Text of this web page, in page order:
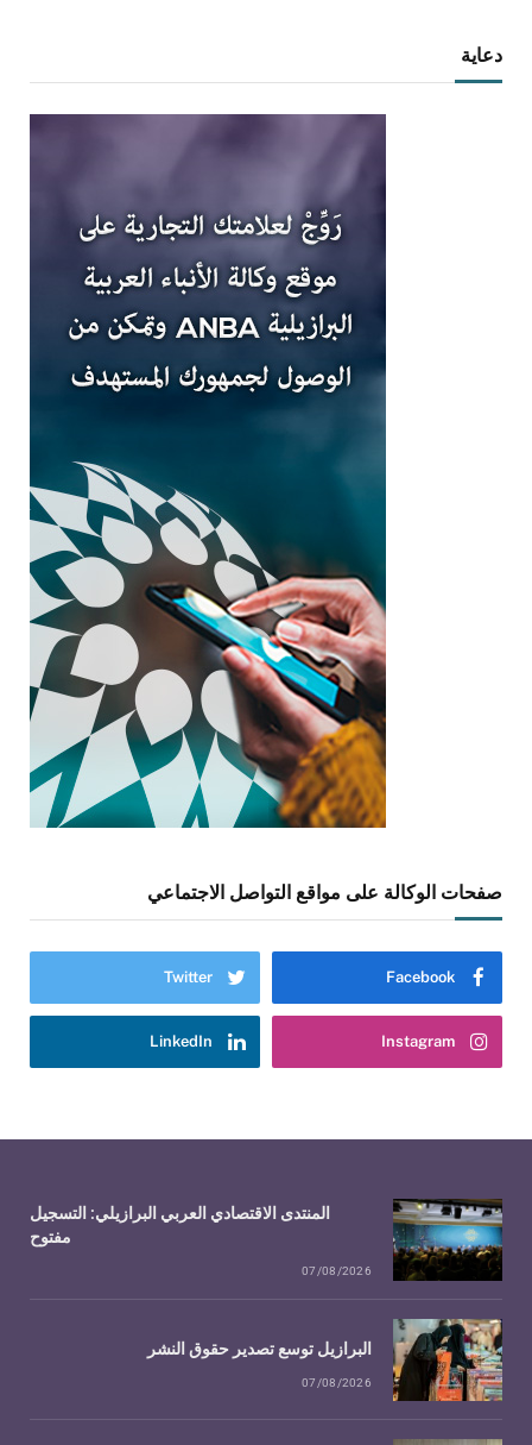
دعاية
صفحات الوكالة على مواقع التواصل الاجتماعي
Facebook
Twitter
Instagram
LinkedIn
المنتدى الاقتصادي العربي البرازيلي: التسجيل
مفتوح
07/08/2026
البرازيل توسع تصدير حقوق النشر
07/08/2026